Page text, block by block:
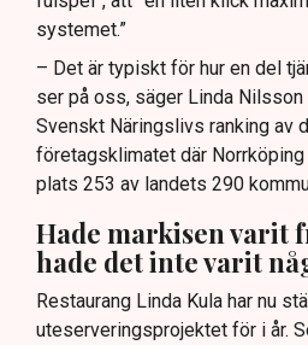
systemet.”
– Det är typiskt för hur en del
ser på oss, säger Linda
Svenskt Näringslivs ranking av
företagsklimatet där
plats 253 av landets 290
Hade markisen varit
hade det inte varit
Restaurang Linda Kula har nu
uteserveringsprojektet för i år.